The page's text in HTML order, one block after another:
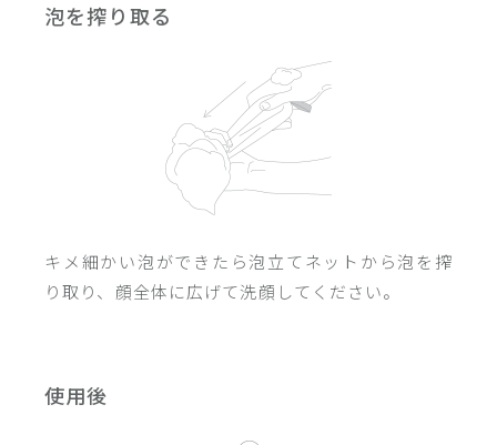
泡を搾り取る
キメ細かい泡ができたら泡立てネットから泡を搾
り取り、顔全体に広げて洗顔してください。
使用後